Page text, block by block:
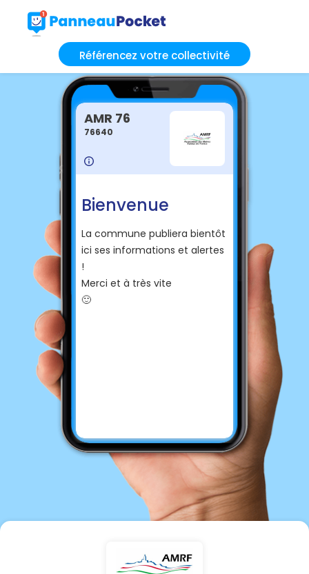
Référencez votre collectivité
AMR 76
76640
Bienvenue
La commune publiera bientôt
ici ses informations et alertes
!
Merci et à très vite
🙂